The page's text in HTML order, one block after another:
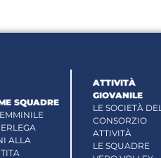
SQUADRE
ALLA
ATTIVITÀ
GIOVANILE
LE SOCIETÀ DEL
CONSORZIO
ATTIVITÀ
LE SQUADRE